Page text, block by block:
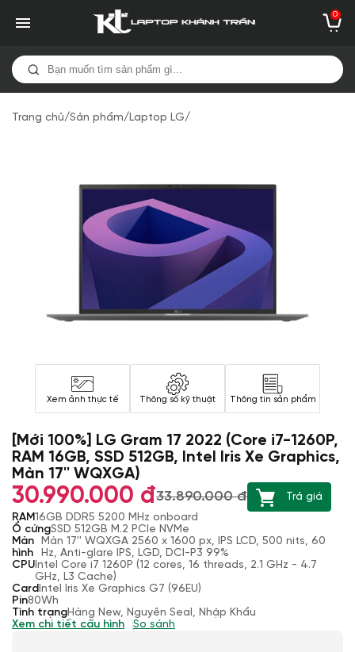
0
Trang chủ/Sản phẩm/Laptop LG/
Xem ảnh thực tế Thông số kỹ thuật Thông tin sản phẩm
[Mới 100%] LG Gram 17 2022 (Core i7-1260P,
RAM 16GB, SSD 512GB, Intel Iris Xe Graphics,
Màn 17'' WQXGA)
30.990.000 đ33.890.000 đ
Trả giá
RAM16GB DDR5 5200 MHz onboard
Ổ cứngSSD 512GB M.2 PCIe NVMe
Màn
hình
Màn 17'' WQXGA 2560 x 1600 px, IPS LCD, 500 nits, 60
Hz, Anti-glare IPS, LGD, DCI-P3 99%
CPU Intel Core i7 1260P (12 cores, 16 threads, 2.1 GHz - 4.7
GHz, L3 Cache)
Card Intel Iris Xe Graphics G7 (96EU)
Pin80Wh
Tình trạngHàng New, Nguyên Seal, Nhập Khẩu
Xem chi tiết cấu hình
So sánh